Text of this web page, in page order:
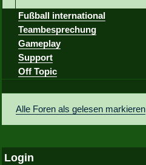
Fußball international
Teambesprechung
Gameplay
Support
Off Topic
Alle Foren als gelesen markieren
Login